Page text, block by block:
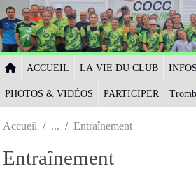
ACCUEIL LA VIE DU CLUB
PHOTOS & VIDÉOS PARTICIPER
Accueil Entraînement
Entraînement
Panneau de gestion des cookies